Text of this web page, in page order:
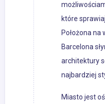
które
Położona
Barcelona
architektury
najbardziej
Miasto jest